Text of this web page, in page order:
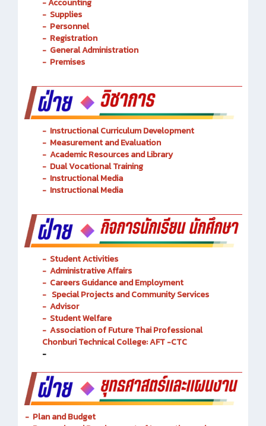
- Finance
- Accounting
- Supplies
- Personnel
- Registration
- General Administration
- Instructional Curriculum Development
- Measurement and Evaluation
- Academic Resources and Library
- Dual Vocational Training
- Instructional Media
- Student Activities
- Administrative Affairs
- Careers Guidance and Employment
-Special Projects and Community Services
- Advisor
- Student Welfare
-Association of Future Thai Professional
Chonburi Technical College: AFT -CTC
-